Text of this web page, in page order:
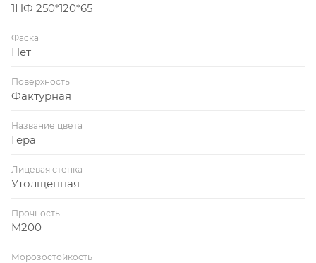
1НФ 250*120*65
Фаска
Нет
Поверхность
Фактурная
Название цвета
Гера
Лицевая стенка
Утолщенная
Прочность
M200
Морозостойкость